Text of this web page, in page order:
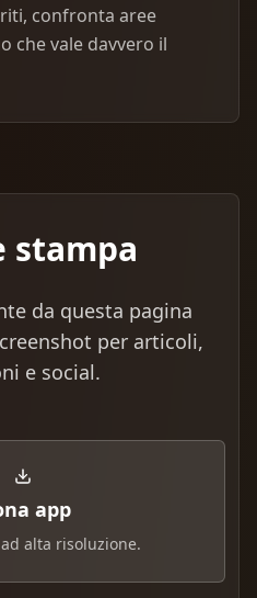
confronta aree
che vale davvero il
stampa
da questa pagina
per articoli,
e social.
app
alta risoluzione.